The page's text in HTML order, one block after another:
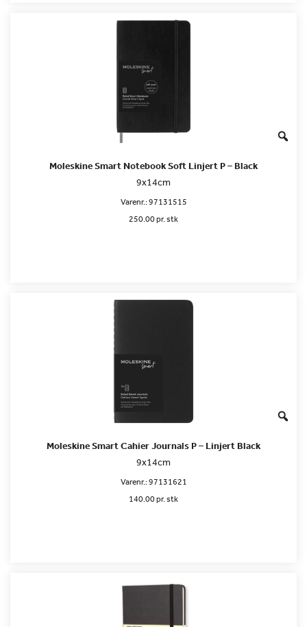
Moleskine Smart Notebook Soft Linjert P – Black
9x14cm
Varenr.:97131515
250.00 pr. stk
Moleskine Smart Cahier Journals P – Linjert Black
9x14cm
Varenr.:97131621
140.00 pr. stk